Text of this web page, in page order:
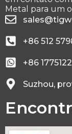
Metal para um
+86 512
+86
Suzhou,